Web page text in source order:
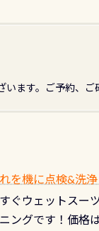
ます。ご予約、
を機に点検&洗浄
ぐウェットスー
ングです！価格